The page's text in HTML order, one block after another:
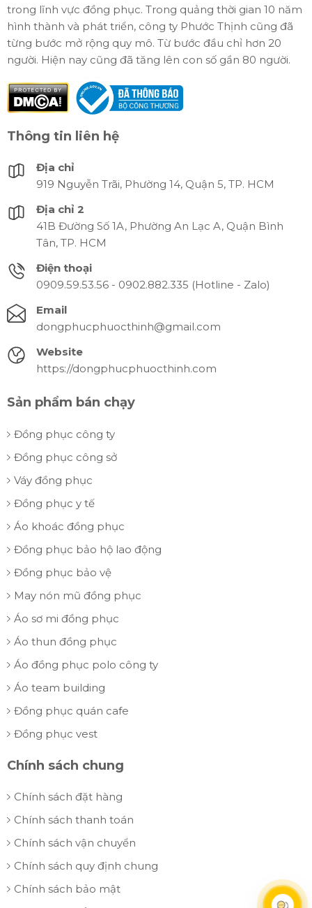
trong lĩnh vực đồng phục. Trong quảng thời gian 10 năm
hình thành và phát triển, công ty Phước Thịnh cũng đã
từng bước mở rộng quy mô. Từ bước đầu chỉ hơn 20
người. Hiện nay cũng đã tăng lên con số gần 80 người.
Thông tin liên hệ
Địa chỉ
919 Nguyễn Trãi, Phường 14, Quận 5, TP. HCM
Địa chỉ 2
41B Đường Số 1A, Phường An Lạc A, Quận Bình
Tân, TP. HCM
Điện thoại
0909.59.53.56 - 0902.882.335 (Hotline - Zalo)
Email
dongphucphuocthinh@gmail.com
Website
https://dongphucphuocthinh.com
Sản phẩm bán chạy
Đồng phục công ty
Đồng phục công sở
Váy đồng phục
Đồng phục y tế
Áo khoác đồng phục
Đồng phục bảo hộ lao động
Đồng phục bảo vệ
May nón mũ đồng phục
Áo sơ mi đồng phục
Áo thun đồng phục
Áo đồng phục polo công ty
Áo team building
Đồng phục quán cafe
Đồng phục vest
Chính sách chung
Chính sách đặt hàng
Chính sách thanh toán
Chính sách vận chuyển
Chính sách quy định chung
Chính sách bảo mật